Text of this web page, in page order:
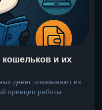
и их
денег показывают их
принцип работы